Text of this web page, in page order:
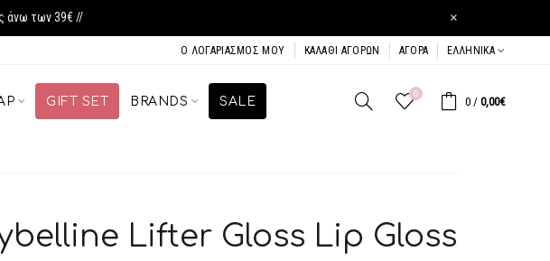
άνω των 39€ // ×
Ο ΛΟΓΑΡΙΑΣΜΌΣ ΜΟΥ ΚΑΛΆΘΙ ΑΓΟΡΏΝ ΑΓΟΡΆ ΕΛΛΗΝΙΚΆ
GIFT SET BRANDS SALE
0
0 / 0,00€
Lifter Gloss Lip Gloss